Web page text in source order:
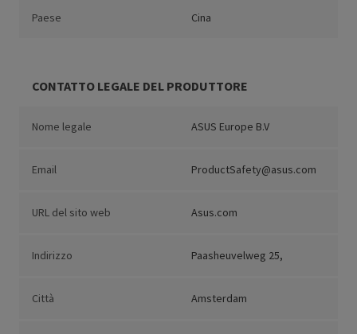
Paese Cina
CONTATTO LEGALE DEL PRODUTTORE
Nome legale ASUS Europe B.V
Email ProductSafety@asus.com
URL del sito web Asus.com
Indirizzo Paasheuvelweg 25,
Città Amsterdam